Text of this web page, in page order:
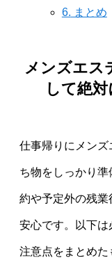
6. まとめ
メンズエス
して絶
仕事帰りにメン
ち物をしっかり
約や予定外の残業
安心です。以下
注意点をまとめた